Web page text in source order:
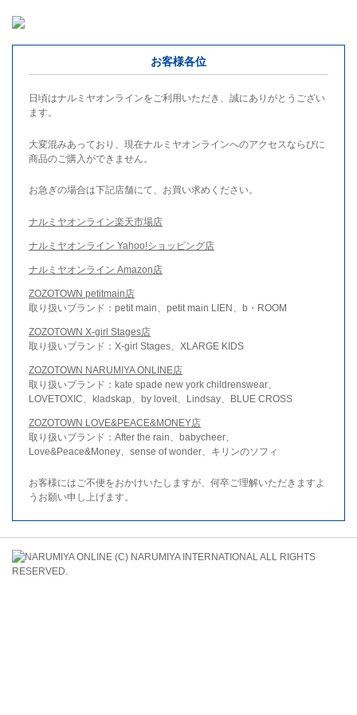
お客様各位
日頃はナルミヤオンラインをご利用いただき、誠にありがとうござい
ます。
大変混みあっており、現在ナルミヤオンラインへのアクセスならびに
商品のご購入ができません。
お急ぎの場合は下記店舗にて、お買い求めください。
ナルミヤオンライン楽天市場店
ナルミヤオンライン Yahoo!ショッピング店
ナルミヤオンライン Amazon店
ZOZOTOWN petitmain店
取り扱いブランド：petit main、petit main LIEN、b・ROOM
ZOZOTOWN X-girl Stages店
取り扱いブランド：X-girl Stages、XLARGE KIDS
ZOZOTOWN NARUMIYA ONLINE店
取り扱いブランド：kate spade new york childrenswear、
LOVETOXIC、kladskap、by loveit、Lindsay、BLUE CROSS
ZOZOTOWN LOVE&PEACE&MONEY店
取り扱いブランド：After the rain、babycheer、
Love&Peace&Money、sense of wonder、キリンのソフィ
お客様にはご不便をおかけいたしますが、何卒ご理解いただきますよ
うお願い申し上げます。